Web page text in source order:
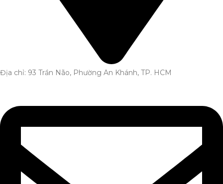
Địa chỉ: 93 Trần Não, Phường An Khánh, TP. HCM